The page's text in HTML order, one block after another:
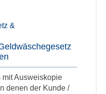
mit Ausweiskopie
denen der Kunde /